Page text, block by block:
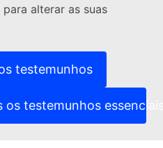
alterar as suas
testemunhos
os testemunhos
informática
(Ligação externa)
externa)